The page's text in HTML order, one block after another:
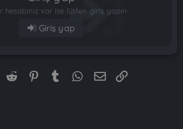
hesabınız var ise lütfen giriş yapın
Giriş yap
Twitter Reddit PinterestTumblr WhatsApp
E-posta